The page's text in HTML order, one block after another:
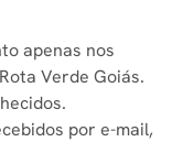
apenas nos
Verde Goiás.
por e-mail,